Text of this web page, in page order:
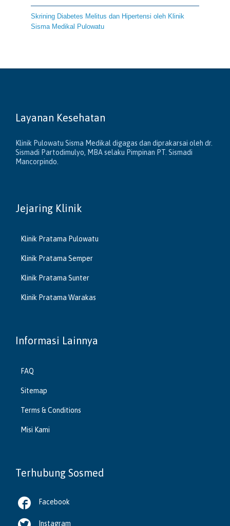
Skrining Diabetes Melitus dan Hipertensi oleh Klinik
Sisma Medikal Pulowatu
Layanan Kesehatan
Klinik Pulowatu Sisma Medikal digagas dan diprakarsai oleh dr.
Sismadi Partodimulyo, MBA selaku Pimpinan PT. Sismadi
Mancorpindo.
Jejaring Klinik
Klinik Pratama Pulowatu
Klinik Pratama Semper
Klinik Pratama Sunter
Klinik Pratama Warakas
Informasi Lainnya
FAQ
Sitemap
Terms & Conditions
Misi Kami
Terhubung Sosmed
 Facebook
Instagram